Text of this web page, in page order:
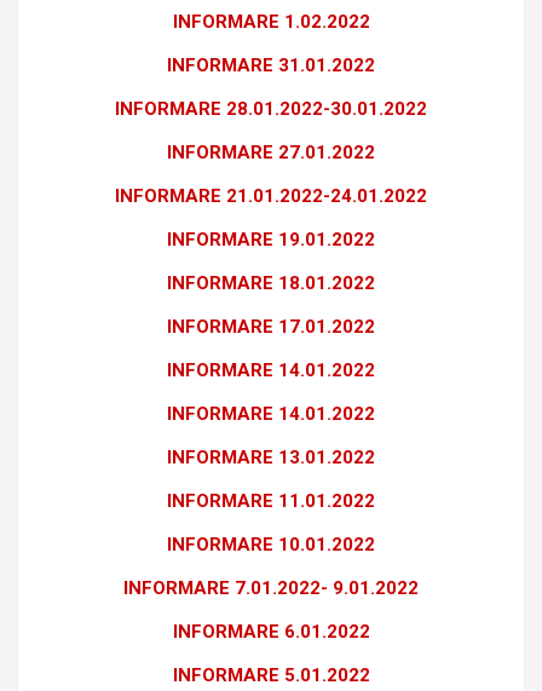
INFORMARE 1.02.2022
INFORMARE 31.01.2022
INFORMARE 28.01.2022-30.01.2022
INFORMARE 27.01.2022
INFORMARE 21.01.2022-24.01.2022
INFORMARE 19.01.2022
INFORMARE 18.01.2022
INFORMARE 17.01.2022
INFORMARE 14.01.2022
INFORMARE 14.01.2022
INFORMARE 13.01.2022
INFORMARE 11.01.2022
INFORMARE 10.01.2022
INFORMARE 7.01.2022- 9.01.2022
INFORMARE 6.01.2022
INFORMARE 5.01.2022